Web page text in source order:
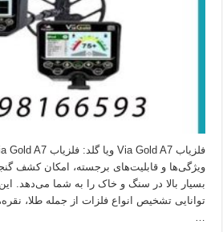
ویژگی‌ها و قابلیت‌های برجسته، امکان کشف
بسیار بالا در سنگ و خاک را به شما می‌دهد.
توانایی تشخیص انواع فلزات از جمله طلا،
…